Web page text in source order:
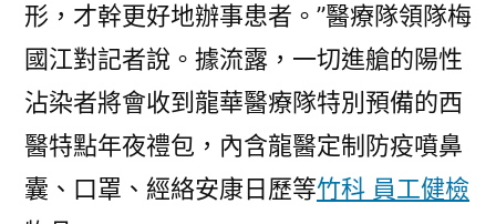
形，才幹更好地辦事患者。”醫療隊領隊梅
國江對記者說。據流露，一切進艙的陽性
沾染者將會收到龍華醫療隊特別預備的西
醫特點年夜禮包，內含龍醫定制防疫噴鼻
囊、口罩、經絡安康日歷等竹科 員工健檢